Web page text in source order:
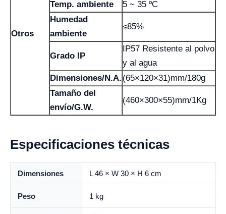
Otros
Temp. ambiente
5 ~ 35 ºC
Humedad
ambiente
≤85%
Grado IP
IP57 Resistente al polvo
y al agua
Dimensiones/N.A. (65×120×31)mm/180g
Tamaño del
envío/G.W.
(460×300×55)mm/1Kg
Especificaciones técnicas
Dimensiones L 46 × W 30 × H 6 cm
Peso 1 kg